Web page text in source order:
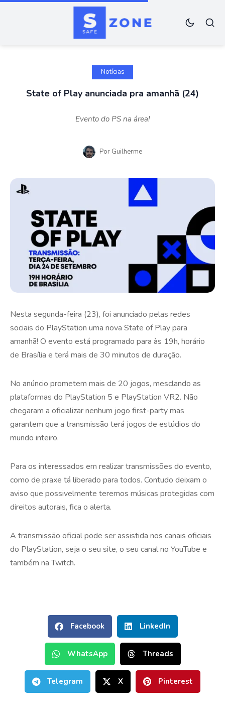
Notícias
State of Play anunciada pra amanhã (24)
Evento do PS na área!
Por Guilherme
Nesta segunda-feira (23), foi anunciado pelas redes
sociais do PlayStation uma nova State of Play para
amanhã! O evento está programado para às 19h, horário
de Brasília e terá mais de 30 minutos de duração.
No anúncio prometem mais de 20 jogos, mesclando as
plataformas do PlayStation 5 e PlayStation VR2. Não
chegaram a oficializar nenhum jogo first-party mas
garantem que a transmissão terá jogos de estúdios do
mundo inteiro.
Para os interessados em realizar transmissões do evento,
como de praxe tá liberado para todos. Contudo deixam o
aviso que possivelmente teremos músicas protegidas com
direitos autorais, fica o alerta.
A transmissão oficial pode ser assistida nos canais oficiais
do PlayStation, seja o seu site, o seu canal no YouTube e
também na Twitch.
Facebook LinkedIn
WhatsApp Threads
Telegram X Pinterest